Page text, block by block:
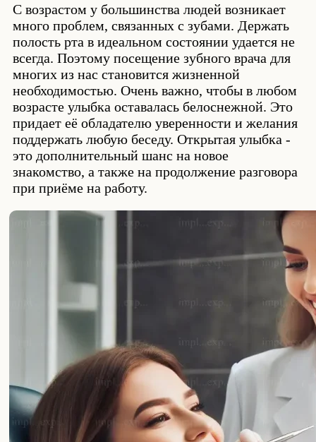
С возрастом у большинства людей возникает
много проблем, связанных с зубами. Держать
полость рта в идеальном состоянии удается не
всегда. Поэтому посещение зубного врача для
многих из нас становится жизненной
необходимостью. Очень важно, чтобы в любом
возрасте улыбка оставалась белоснежной. Это
придает её обладателю уверенности и желания
поддержать любую беседу. Открытая улыбка -
это дополнительный шанс на новое
знакомство, а также на продолжение разговора
при приёме на работу.